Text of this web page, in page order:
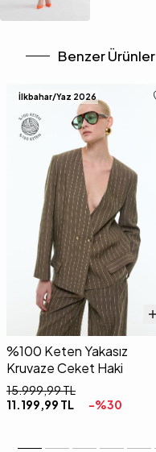
Benzer Ürünler
İlkbahar/Yaz 2026
%100 Keten Yakasız
Kruvaze Ceket Haki
15.999,99TL
11.199,99 TL -%30